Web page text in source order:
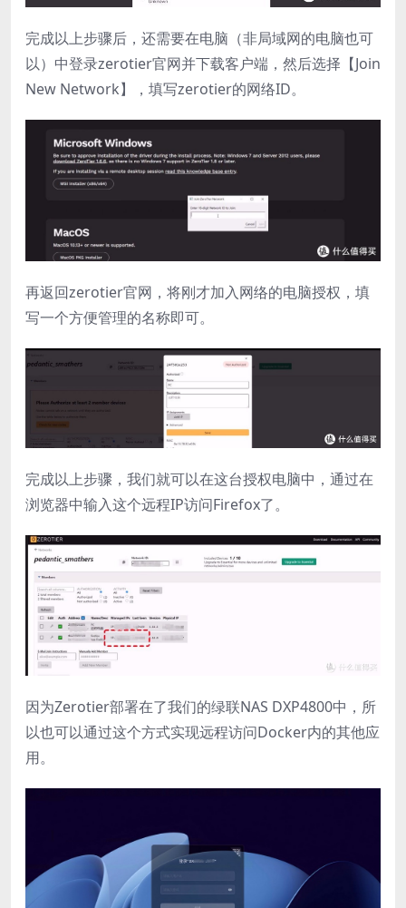
完成以上步骤后，还需要在电脑（非局域网的电脑也可
以）中登录zerotier官网并下载客户端，然后选择【Join
New Network】，填写zerotier的网络ID。
再返回zerotier官网，将刚才加入网络的电脑授权，填
写一个方便管理的名称即可。
完成以上步骤，我们就可以在这台授权电脑中，通过在
浏览器中输入这个远程IP访问Firefox了。
因为Zerotier部署在了我们的绿联NAS DXP4800中，所
以也可以通过这个方式实现远程访问Docker内的其他应
用。